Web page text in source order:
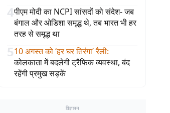
4पीएम मोदी का NCPI सांसदों को संदेश- जब
बंगाल और ओडिशा समृद्ध थे, तब भारत भी हर
तरह से समृद्ध था
510 अगस्त को ‘हर घर तिरंगा’ रैली:
कोलकाता में बदलेगी ट्रैफिक व्यवस्था, बंद
रहेंगी प्रमुख सड़कें
विज्ञापन